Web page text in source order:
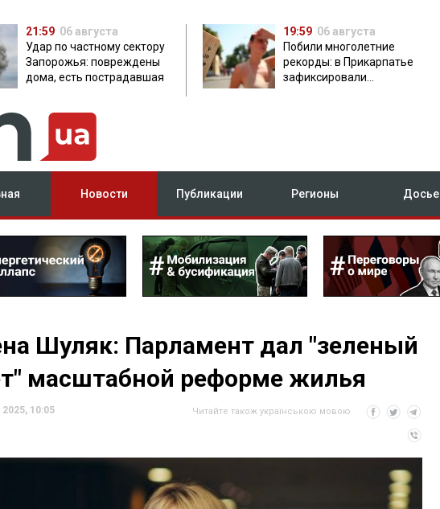
21:59 06 августа
Удар по частному сектору
Запорожья: повреждены
дома, есть пострадавшая
19:59 06 августа
Побили многолетние
рекорды: в Прикарпатье
зафиксировали
Новости Публикации Регионы Досье
Шуляк: Парламент дал "зеленый
масштабной реформе жилья
10:05 Читайте також українською мовою